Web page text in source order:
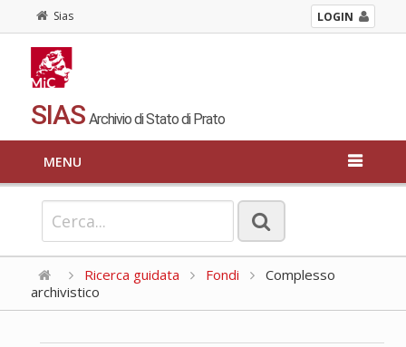
Sias LOGIN
SIAS Archivio di Stato di Prato
MENU
Ricerca guidata Fondi
Complesso
archivistico